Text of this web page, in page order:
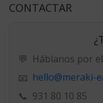
CONTACTAR
💬 Háblanos por
📧 hello@meraki-
📞 931 80 10 85